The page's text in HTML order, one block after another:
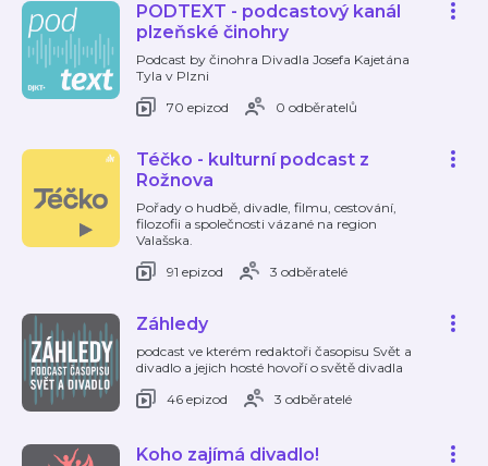
PODTEXT - podcastový kanál
plzeňské činohry
Podcast by činohra Divadla Josefa Kajetána
Tyla v Plzni
70 epizod
0 odběratelů
Téčko - kulturní podcast z
Rožnova
Pořady o hudbě, divadle, filmu, cestování,
filozofii a společnosti vázané na region
Valašska.
91 epizod
3 odběratelé
Záhledy
podcast ve kterém redaktoři časopisu Svět a
divadlo a jejich hosté hovoří o světě divadla
46 epizod
3 odběratelé
Koho zajímá divadlo!